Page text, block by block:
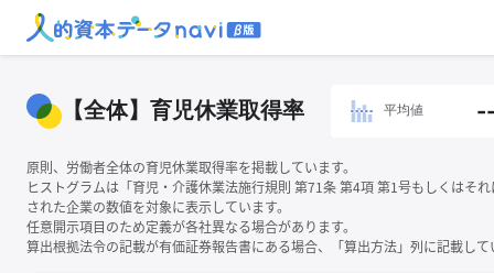
【全体】育児休業取得率 平均値
原則、労働者全体の育児休業取得率を掲載しています。
ヒストグラムは「育児・介護休業法施行規則 第71条 第4項 第1号もしくはそ
された企業の数値を対象に表示しています。
任意開示項目のため定義が各社異なる場合があります。
算出根拠法令の記載が有価証券報告書にある場合、「算出方法」列に記載し